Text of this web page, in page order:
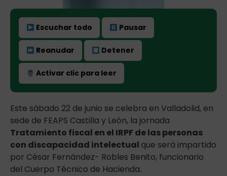
Escuchar todo Pausar
Reanudar Detener
Activar clic para leer
Este sábado 22 de junio se celebra en Valladolid, en
sede de FEAPS Castilla y León, la jornada
Tratamiento fiscal en el IRPF de las personas
con discapacidad intelectual que será impartido
por César Fernández- Robles Benito, funcionario
del Cuerpo Técnico de Hacienda.